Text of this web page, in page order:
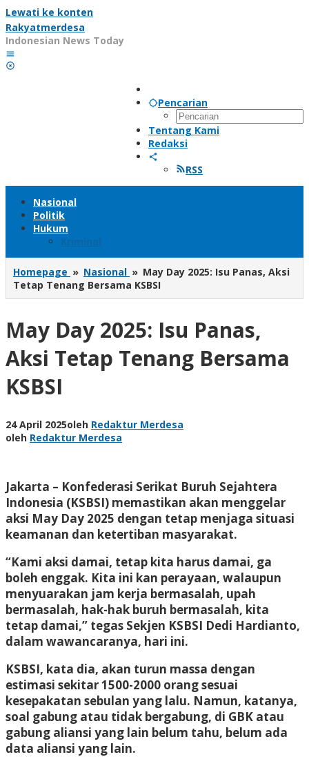
Lewati ke konten
Rakyatmerdesa
Indonesian News Today
Pencarian
Tentang Kami
Redaksi
RSS
Nasional
Politik
Hukum
Kriminal
Homepage » Nasional » May Day 2025: Isu Panas, Aksi
Tetap Tenang Bersama KSBSI
May Day 2025: Isu Panas,
Aksi Tetap Tenang Bersama
KSBSI
24 April 2025oleh Redaktur Merdesa
oleh Redaktur Merdesa
Jakarta – Konfederasi Serikat Buruh Sejahtera
Indonesia (KSBSI) memastikan akan menggelar
aksi May Day 2025 dengan tetap menjaga situasi
keamanan dan ketertiban masyarakat.
“Kami aksi damai, tetap kita harus damai, ga
boleh enggak. Kita ini kan perayaan, walaupun
menyuarakan jam kerja bermasalah, upah
bermasalah, hak-hak buruh bermasalah, kita
tetap damai,” tegas Sekjen KSBSI Dedi Hardianto,
dalam wawancaranya, hari ini.
KSBSI, kata dia, akan turun massa dengan
estimasi sekitar 1500-2000 orang sesuai
kesepakatan sebulan yang lalu. Namun, katanya,
soal gabung atau tidak bergabung, di GBK atau
gabung aliansi yang lain belum tahu, belum ada
data aliansi yang lain.